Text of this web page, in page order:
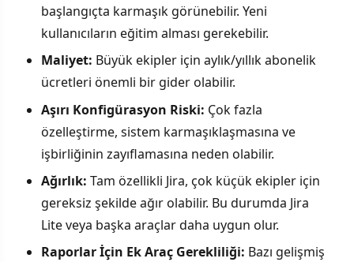
başlangıçta karmaşık görünebilir. Yeni
kullanıcıların eğitim alması gerekebilir.
Maliyet: Büyük ekipler için aylık/yıllık abonelik
ücretleri önemli bir gider olabilir.
Aşırı Konfigürasyon Riski: Çok fazla
özelleştirme, sistem karmaşıklaşmasına ve
işbirliğinin zayıflamasına neden olabilir.
Ağırlık: Tam özellikli Jira, çok küçük ekipler için
gereksiz şekilde ağır olabilir. Bu durumda Jira
Lite veya başka araçlar daha uygun olur.
Raporlar İçin Ek Araç Gerekliliği: Bazı gelişmiş